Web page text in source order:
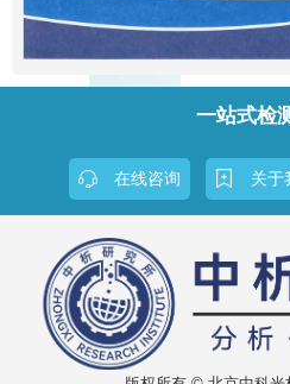
一站式检
在线咨询 关于